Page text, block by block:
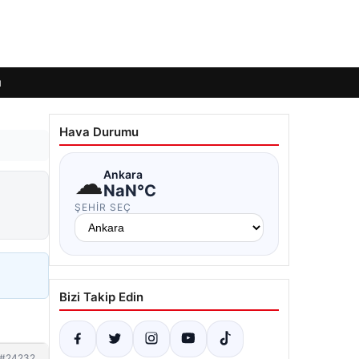
Hava Durumu
☁Ankara
NaN°C
ŞEHIR SEÇ
Bizi Takip Edin